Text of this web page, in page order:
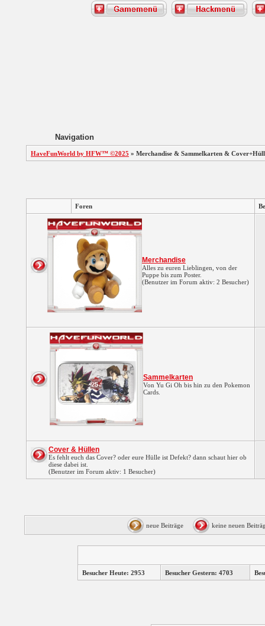
Navigation
HaveFunWorld by HFW™ ©2025 » Merchandise & Sammelkarten &
Foren
Merchandise
Alles zu euren Lieblingen, von der
Puppe bis zum Poster.
(Benutzer im Forum aktiv: 2 Besucher)
Sammelkarten
Von Yu Gi Oh bis hin zu den Pokemon
Cards.
Cover & Hüllen
Es fehlt euch das Cover? oder eure Hülle ist Defekt? dann schaut hier ob
diese dabei ist.
(Benutzer im Forum aktiv: 1 Besucher)
neue Beiträge keine neuen
Besucher Heute: 2953 Besucher Gestern: 4703